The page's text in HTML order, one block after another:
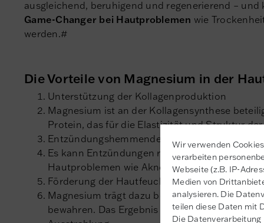
ausgleichend, beruhigend und regenerierend –
Game-Changer bei Hautproblemen wie
werden.#
Die Vorteile von Magnesium in der
Unterstützung der Kollagenproduktion
Magnesium ist an der Kollagensynthese
Protein, das für die Elastizität und Struktur
Entzündungshemmende Wirkung
Es kann Entzündungen reduzieren und ist
Hautproblemen wie Akne oder Rosacea.
Förderung der Hautfeuchtigkeit
Magnesium trägt dazu bei, die
bewahren. Das Ergebnis ist ein
Wir verwenden
verarbeiten
Webseite (z.B. IP-
Medien von
analysieren. Die
teilen diese Daten mit
Die Datenverarbeitung